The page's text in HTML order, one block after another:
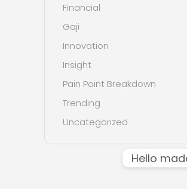
Financial
Gaji
Innovation
Insight
Pain Point Breakdown
Trending
Uncategorized
Hello